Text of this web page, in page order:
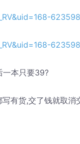
一本只要39?
有货,交了钱就取消